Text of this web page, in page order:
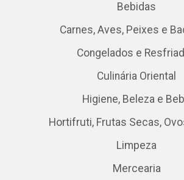
Bebidas
Carnes, Aves, Peixes e
Congelados e
Culinária Oriental
Higiene, Beleza e
Hortifruti, Frutas Secas,
Limpeza
Mercearia